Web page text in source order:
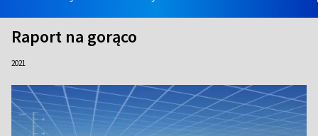
Raport na gorąco
2021